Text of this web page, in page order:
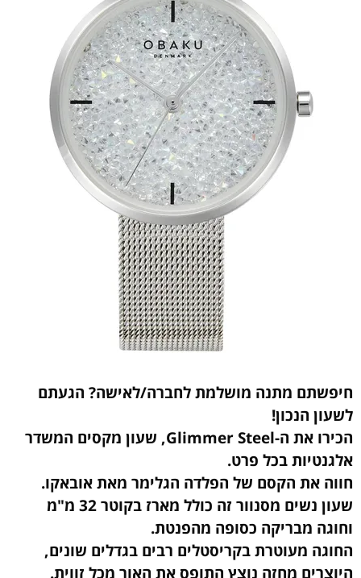
חיפשתם מתנה מושלמת לחברה/לאישה? הגעתם
לשעון הנכון!
הכירו את ה-Glimmer Steel, שעון מקסים המשדר
אלגנטיות בכל פרט.
חווה את הקסם של הפלדה הגלימר מאת אובאקו.
שעון נשים מסנוור זה כולל מארז בקוטר 32 מ"מ
וחוגה מבריקה כסופה מהפנטת.
החוגה מעוטרת בקריסטלים רבים בגדלים שונים,
היוצרים מחזה נוצץ התופס את האור מכל זווית.